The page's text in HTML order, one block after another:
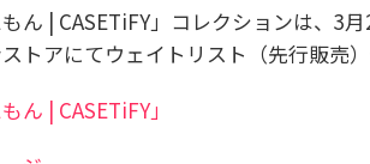
もん | CASETiFY」コレクションは、3
トアにてウェイトリスト（先行販売）
ん | CASETiFY」